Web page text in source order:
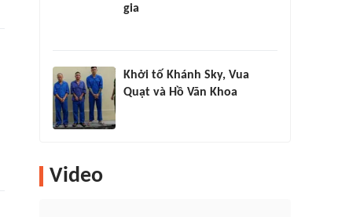
gia
Khởi tố Khánh Sky, Vua
Quạt và Hồ Văn Khoa
Video